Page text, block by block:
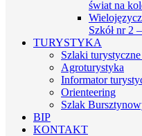
świat na
Szkół nr 2
TURYSTYKA
Szlaki
Agroturystyka
Informator
Orienteering
Szlak
BIP
KONTAKT